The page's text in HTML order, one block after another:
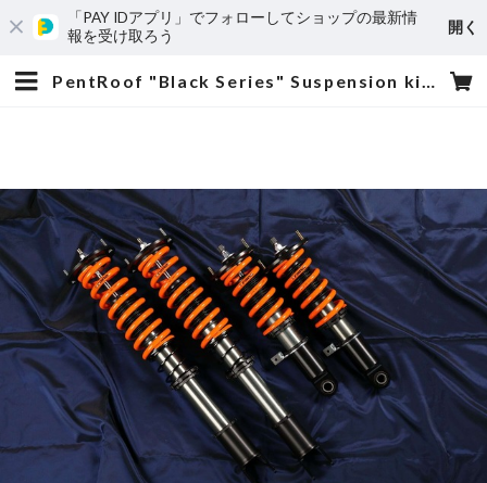
「PAY IDアプリ」でフォローしてショップの最新情
報を受け取ろう
開く
PentRoof "Black Series" Suspension kit for 86 / BRZ | PentRoof Online Store